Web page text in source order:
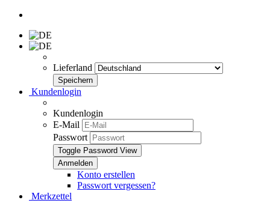
Lieferland
Kundenlogin
Kundenlogin
E-Mail
Passwort
Toggle Password View
Konto erstellen
Passwort vergessen?
Merkzettel